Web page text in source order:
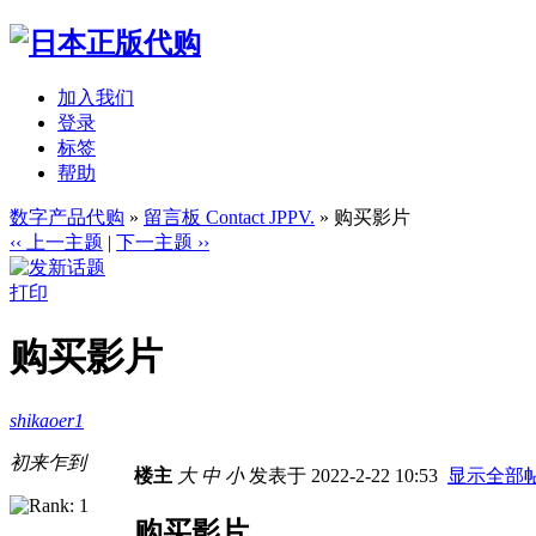
加入我们
登录
标签
帮助
数字产品代购 » 留言板 Contact JPPV. » 购买影片
‹‹ 上一主题 | 下一主题 ››
打印
购买影片
shikaoer1
初来乍到
楼主 大 中 小发表于 2022-2-22 10:53 显示全部